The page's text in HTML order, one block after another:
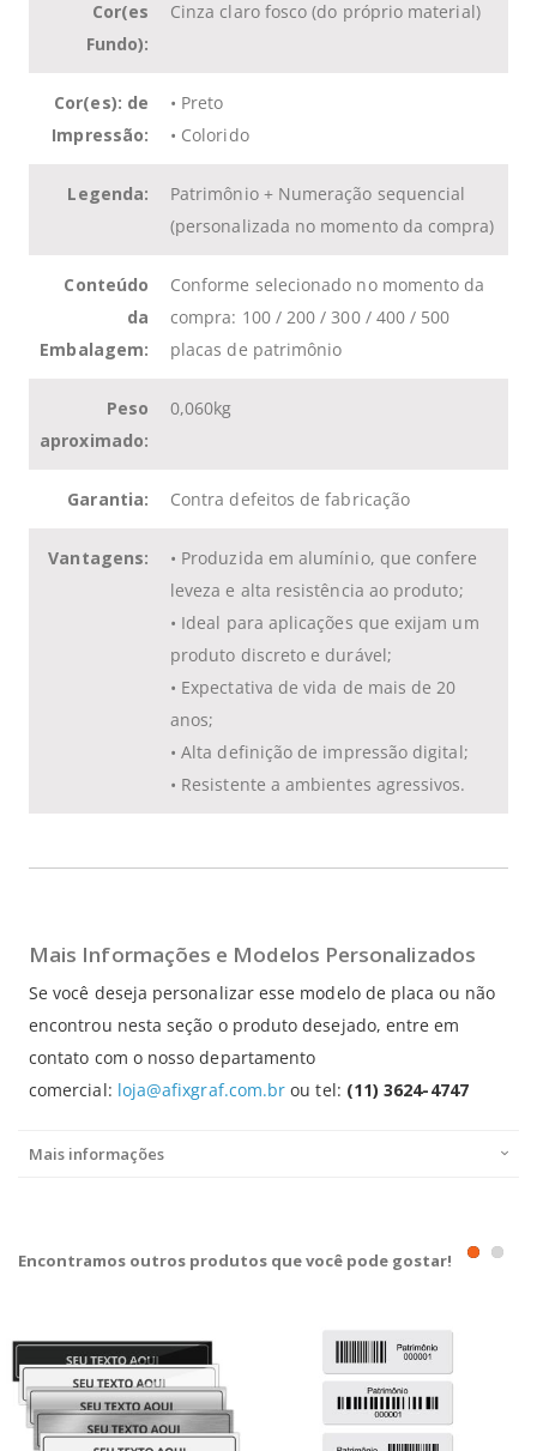
Cor(es
Fundo):
Cinza claro fosco (do próprio material)
Cor(es): de
Impressão:
• Preto
• Colorido
Legenda:
Patrimônio + Numeração sequencial
(personalizada no momento da compra)
Conteúdo
da
Embalagem:
Conforme selecionado no momento da
compra: 100 / 200 / 300 / 400 / 500
placas de patrimônio
Peso
aproximado:
0,060kg
Garantia: Contra defeitos de fabricação
Vantagens:
• Produzida em alumínio, que confere
leveza e alta resistência ao produto;
• Ideal para aplicações que exijam um
produto discreto e durável;
• Expectativa de vida de mais de 20
anos;
• Alta definição de impressão digital;
• Resistente a ambientes agressivos.
Mais Informações e Modelos Personalizados
Se você deseja personalizar esse modelo de placa ou não
encontrou nesta seção o produto desejado, entre em
contato com o nosso departamento
comercial: loja@afixgraf.com.br ou tel: (11) 3624-4747
Mais informações
Encontramos outros produtos que você pode gostar!